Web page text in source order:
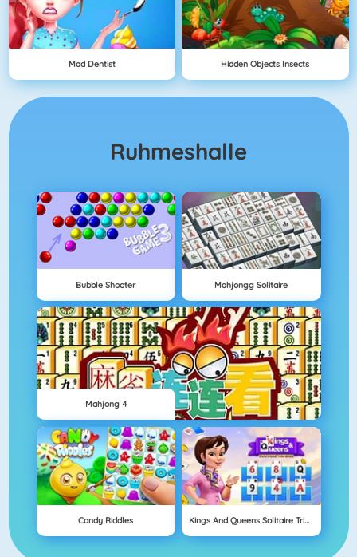
Mad Dentist Hidden Objects Insects
Ruhmeshalle
Bubble Shooter Mahjongg Solitaire
Mahjong 4
Candy Riddles Kings And Queens Solitaire Tripeaks